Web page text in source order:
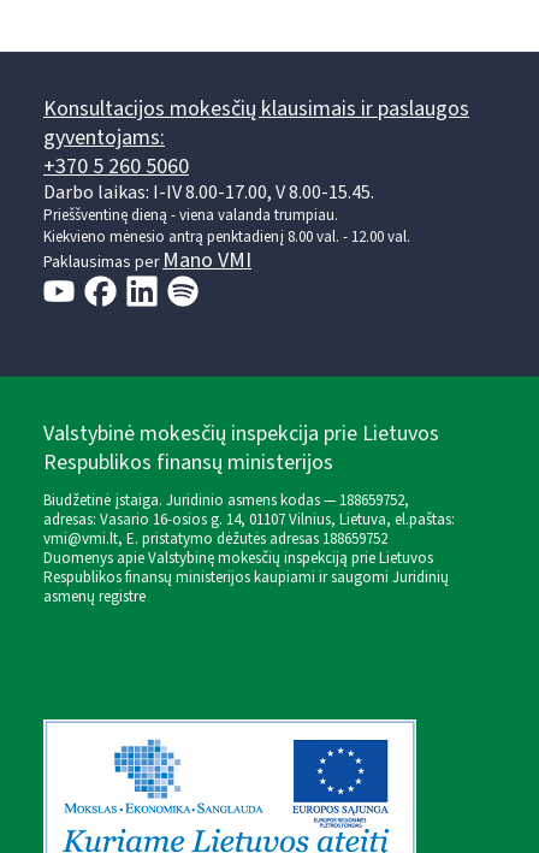
Konsultacijos mokesčių klausimais ir paslaugos
gyventojams:
+370 5 260 5060
Darbo laikas: I-IV 8.00-17.00, V 8.00-15.45.
Prieššventinę dieną - viena valanda trumpiau.
Kiekvieno mėnesio antrą penktadienį 8.00 val. - 12.00 val.
Paklausimas perMano VMI
Valstybinė mokesčių inspekcija prie Lietuvos
Respublikos finansų ministerijos
Biudžetinė įstaiga. Juridinio asmens kodas — 188659752,
adresas: Vasario 16-osios g. 14, 01107 Vilnius, Lietuva, el.paštas:
vmi@vmi.lt, E. pristatymo dėžutės adresas 188659752
Duomenys apie Valstybinę mokesčių inspekciją prie Lietuvos
Respublikos finansų ministerijos kaupiami ir saugomi Juridinių
asmenų registre